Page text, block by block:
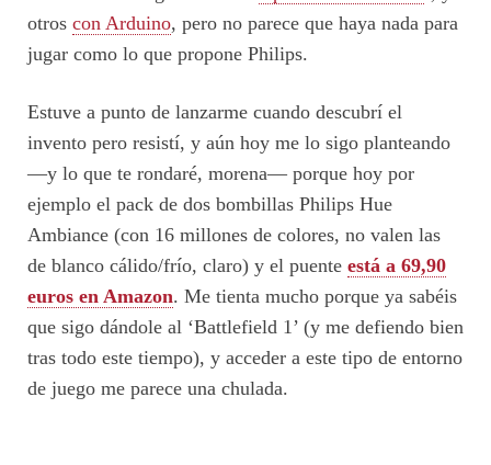
otros con Arduino, pero no parece que haya nada para
jugar como lo que propone Philips.
Estuve a punto de lanzarme cuando descubrí el
invento pero resistí, y aún hoy me lo sigo planteando
—y lo que te rondaré, morena— porque hoy por
ejemplo el pack de dos bombillas Philips Hue
Ambiance (con 16 millones de colores, no valen las
de blanco cálido/frío, claro) y el puente está a 69,90
euros en Amazon. Me tienta mucho porque ya sabéis
que sigo dándole al ‘Battlefield 1’ (y me defiendo bien
tras todo este tiempo), y acceder a este tipo de entorno
de juego me parece una chulada.